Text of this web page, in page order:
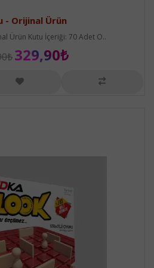
- Orijinal Ürün
Ürün Kutu İçeriği: 70 Adet O..
329,90₺